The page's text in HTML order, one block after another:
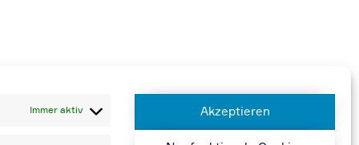
Immer aktiv Akzeptieren